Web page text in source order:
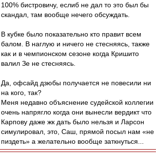
100% бистровичу, еслиб не дал то это был бы
скандал, там вообще нечего обсуждать.
В кубке было показательно кто правит всем
балом. В наглую и ничего не стесняясь, также
как и в чемпионском сезоне когда Кришито
валил Зе не стесняясь.
Да, офсайд дзюбы получается не повесили ни
на кого, так?
Меня недавно объяснение судейской коллегии
очень напрягло когда они вынесли вердикт что
Карпову даже жк дать было нельзя и Ларсон
симулировал, это, Саш, прямой посыл нам «не
пиздеть» а желательно вообще заткнуться...